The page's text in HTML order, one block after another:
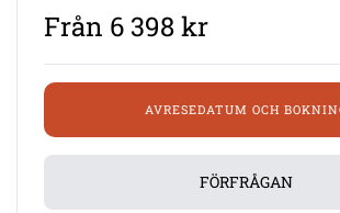
Från 6 398 kr
AVRESEDATUM OCH
FÖRFRÅGAN